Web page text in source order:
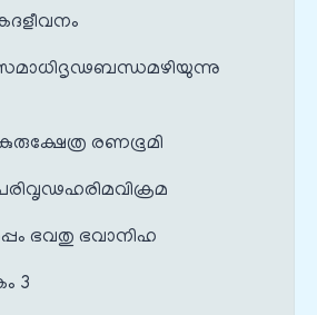
കുരുക്ഷേത്ര രണഭൂമി
ഭവതു ഭവാനിഹ
3